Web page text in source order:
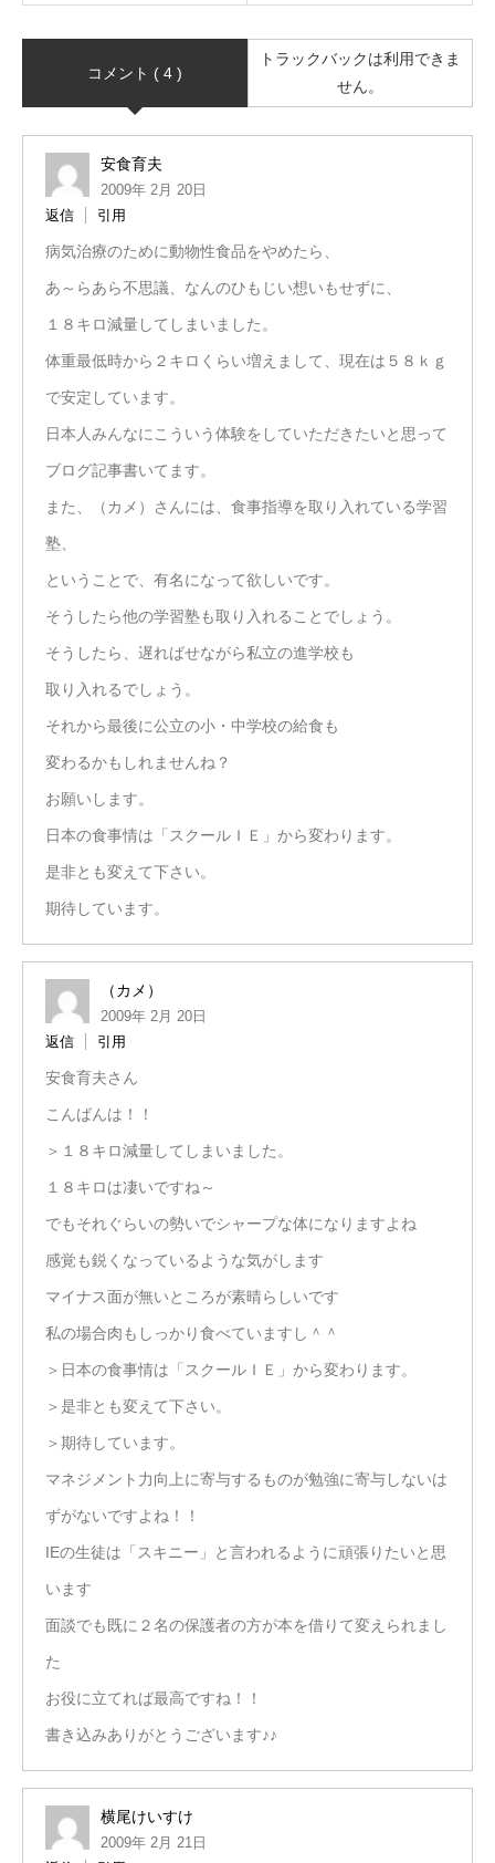
コメント ( 4 )
トラックバックは利用できま
せん。
安食育夫
2009年 2月 20日
返信
引用
病気治療のために動物性食品をやめたら、
あ～らあら不思議、なんのひもじい想いもせずに、
１８キロ減量してしまいました。
体重最低時から２キロくらい増えまして、現在は５８ｋｇ
で安定しています。
日本人みんなにこういう体験をしていただきたいと思って
ブログ記事書いてます。
また、（カメ）さんには、食事指導を取り入れている学習
塾、
ということで、有名になって欲しいです。
そうしたら他の学習塾も取り入れることでしょう。
そうしたら、遅ればせながら私立の進学校も
取り入れるでしょう。
それから最後に公立の小・中学校の給食も
変わるかもしれませんね？
お願いします。
日本の食事情は「スクールＩＥ」から変わります。
是非とも変えて下さい。
期待しています。
（カメ）
2009年 2月 20日
返信
引用
安食育夫さん
こんばんは！！
＞１８キロ減量してしまいました。
１８キロは凄いですね～
でもそれぐらいの勢いでシャープな体になりますよね
感覚も鋭くなっているような気がします
マイナス面が無いところが素晴らしいです
私の場合肉もしっかり食べていますし＾＾
＞日本の食事情は「スクールＩＥ」から変わります。
＞是非とも変えて下さい。
＞期待しています。
マネジメント力向上に寄与するものが勉強に寄与しないは
ずがないですよね！！
IEの生徒は「スキニー」と言われるように頑張りたいと思
います
面談でも既に２名の保護者の方が本を借りて変えられまし
た
お役に立てれば最高ですね！！
書き込みありがとうございます♪♪
横尾けいすけ
2009年 2月 21日